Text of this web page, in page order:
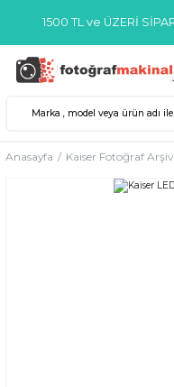
1500 TL ve ÜZERİ
Anasayfa Kaiser Fotoğraf